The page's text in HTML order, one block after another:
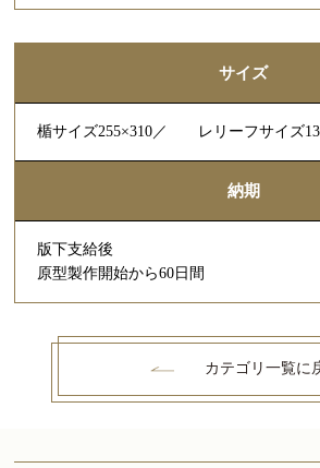
サイズ
楯サイズ255×310／ レリーフサイズ
納期
版下支給後
原型製作開始から60日間
カテゴリ一覧に